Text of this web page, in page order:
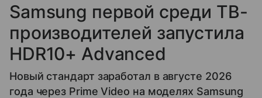
Samsung первой среди ТВ-
производителей запустила
HDR10+ Advanced
Новый стандарт заработал в августе 2026
года через Prime Video на моделях Samsung